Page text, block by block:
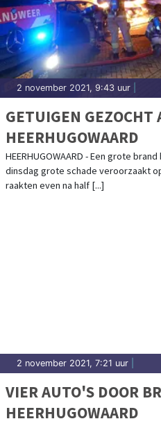
2 november 2021, 9:43 uur
GETUIGEN GEZOCHT
HEERHUGOWAARD
HEERHUGOWAARD - Een grote
dinsdag grote schade veroorzaakt
raakten even na half [...]
2 november 2021, 7:21 uur
VIER AUTO'S DOOR
HEERHUGOWAARD